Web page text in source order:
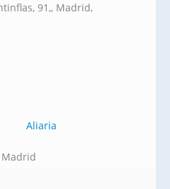
91,, Madrid,
Aliaria
Madrid